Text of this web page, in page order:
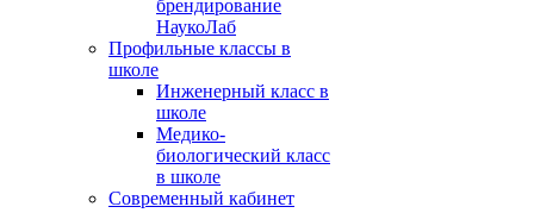
брендирование
НаукоЛаб
Профильные классы в
школе
Инженерный класс в
школе
Медико-
биологический класс
в школе
Современный кабинет